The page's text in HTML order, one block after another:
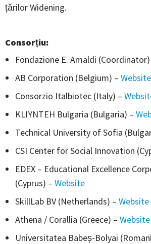
țărilor Widening.
Consorțiu:
Fondazione E. Amaldi
AB Corporation (Belgium) – Website
Consorzio Italbiotec (Italy) –
KLIYNTEH Bulgaria (Bulgaria) –
Technical University of Sofia
CSI Center for Social Innovation
EDEX – Educational Excellence
(Cyprus) – Website
SkillLab BV (Netherlands) – Website
Athena / Corallia (Greece) – Website
Universitatea Babeș-Bolyai